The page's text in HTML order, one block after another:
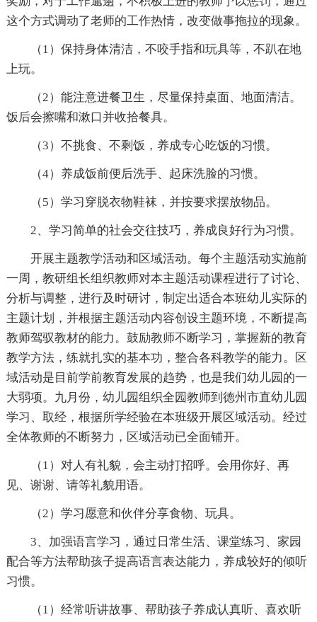
这个方式调动了老师的工作热情，改变做事拖拉的现象。
（1）保持身体清洁，不咬手指和玩具等，不趴在地
上玩。
（2）能注意进餐卫生，尽量保持桌面、地面清洁。
饭后会擦嘴和漱口并收拾餐具。
（3）不挑食、不剩饭，养成专心吃饭的习惯。
（4）养成饭前便后洗手、起床洗脸的习惯。
（5）学习穿脱衣物鞋袜，并按要求摆放物品。
2、学习简单的社会交往技巧，养成良好行为习惯。
开展主题教学活动和区域活动。每个主题活动实施前
一周，教研组长组织教师对本主题活动课程进行了讨论、
分析与调整，进行及时研讨，制定出适合本班幼儿实际的
主题计划，并根据主题活动内容创设主题环境，不断提高
教师驾驭教材的能力。鼓励教师不断学习，掌握新的教育
教学方法，练就扎实的基本功，整合各科教学的能力。区
域活动是目前学前教育发展的趋势，也是我们幼儿园的一
大弱项。九月份，幼儿园组织全园教师到德州市直幼儿园
学习、取经，根据所学经验在本班级开展区域活动。经过
全体教师的不断努力，区域活动已全面铺开。
（1）对人有礼貌，会主动打招呼。会用你好、再
见、谢谢、请等礼貌用语。
（2）学习愿意和伙伴分享食物、玩具。
3、加强语言学习，通过日常生活、课堂练习、家园
配合等方法帮助孩子提高语言表达能力，养成较好的倾听
习惯。
（1）经常听讲故事、帮助孩子养成认真听、喜欢听